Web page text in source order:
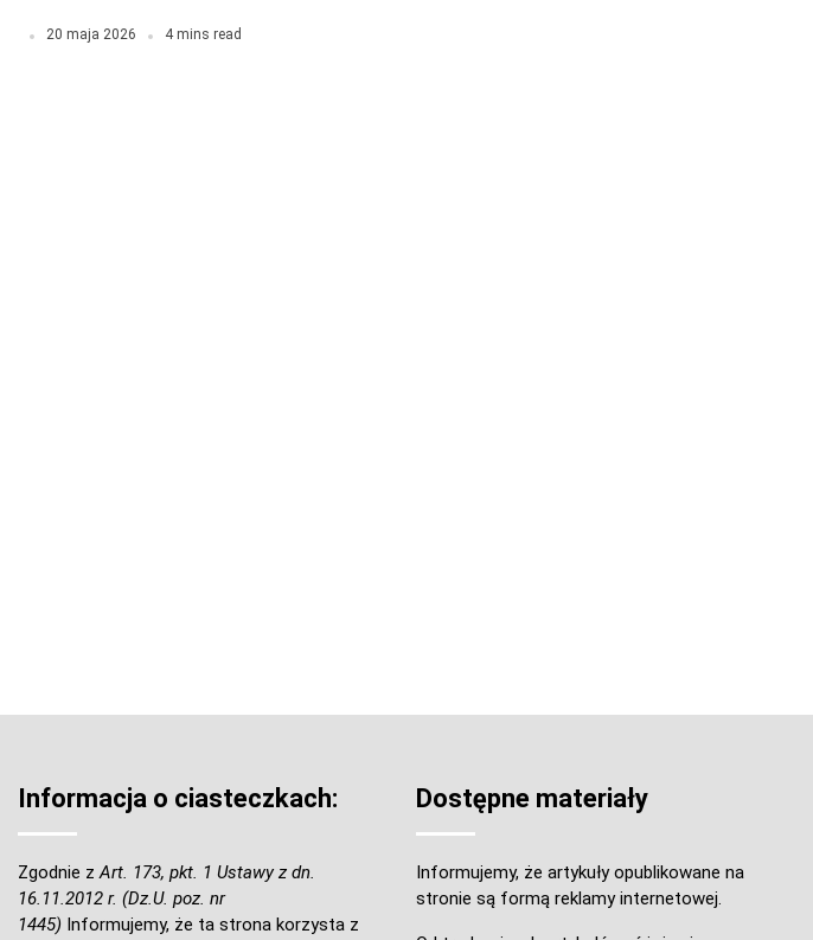
do treningu
20 maja 2026 4 mins read
Informacja o ciasteczkach:
Zgodnie zArt. 173, pkt. 1 Ustawy z dn.
16.11.2012 r. (Dz.U. poz. nr
1445) Informujemy, że ta strona korzysta z
Dostępne materiały
Informujemy, że artykuły opublikowane na
stronie są formą reklamy internetowej.